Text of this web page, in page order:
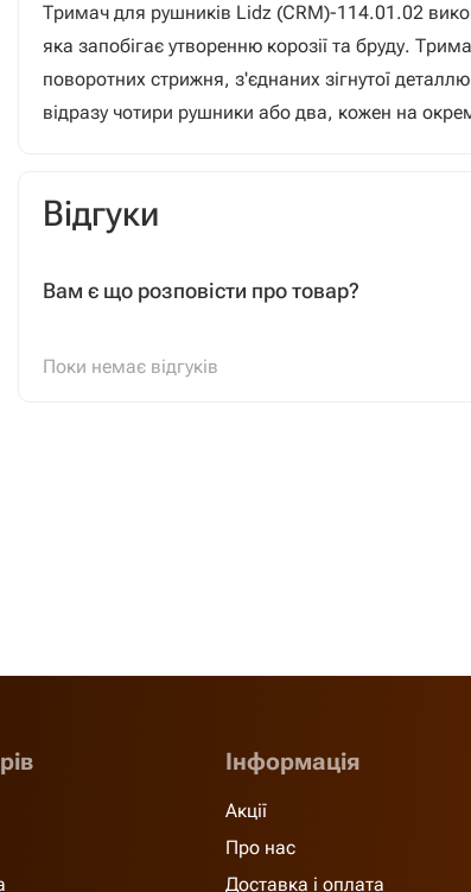
Тримач для рушників Lidz (CRM)-114.01.02
яка запобігає утворенню корозії та бруду.
поворотних стрижня, з'єднаних зігнутої
відразу чотири рушники або два, кожен на
Відгуки
Вам є що розповісти про товар?
Поки немає відгуків
Інформація
Акції
Про нас
Доставка і оплата